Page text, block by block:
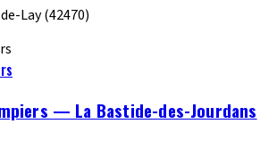
Lay(42470)
— La Bastide-des-Jourdans